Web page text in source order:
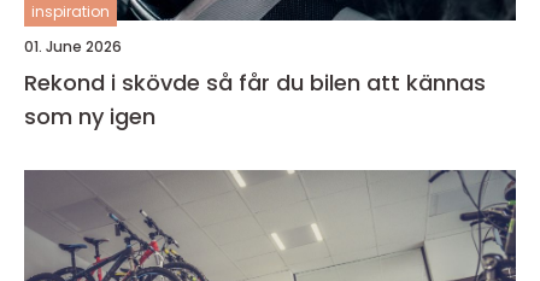
inspiration
01. June 2026
Rekond i skövde så får du bilen att kännas
som ny igen